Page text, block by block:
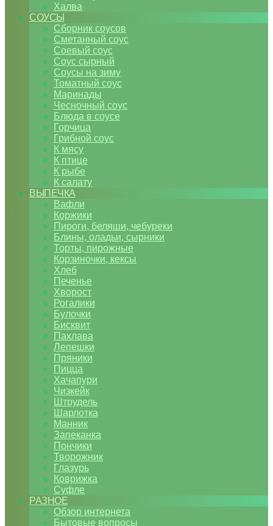
Халва
СОУСЫ
Сборник соусов
Сметанный соус
Соевый соус
Соус сырный
Соусы на зиму
Томатный соус
Маринады
Чесночный соус
Блюда в соусе
Горчица
Грибной соус
К мясу
К птице
К рыбе
К салату
ВЫПЕЧКА
Вафли
Коржики
Пироги, беляши, чебуреки
Блины, оладьи, сырники
Торты, пирожные
Корзиночки, кексы
Хлеб
Печенье
Хворост
Рогалики
Булочки
Бисквит
Пахлава
Лепешки
Пряники
Пицца
Хачапури
Чизкейк
Штрудель
Шарлотка
Манник
Запеканка
Пончики
Творожник
Глазурь
Коврижка
Суфле
РАЗНОЕ
Обзор интернета
Бытовые вопросы